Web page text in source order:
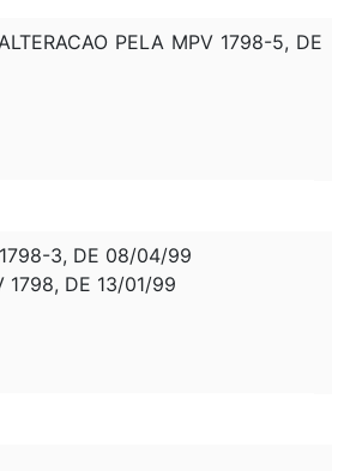
PELA MPV 1798-5, DE
3, DE 08/04/99
1798, DE 13/01/99